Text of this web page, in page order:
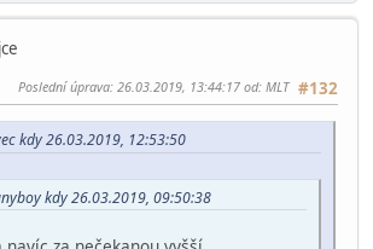
#132
Poslední úprava: 26.03.2019, 13:44:17 od: MLT
kdy 26.03.2019, 12:53:50
kdy 26.03.2019, 09:50:38